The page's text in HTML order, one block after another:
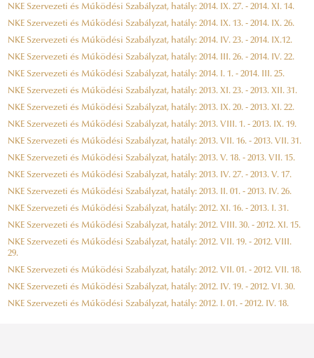
NKE Szervezeti és Működési Szabályzat, hatály: 2014. IX. 27. - 2014. XI. 14.
NKE Szervezeti és Működési Szabályzat, hatály: 2014. IX. 13. - 2014. IX. 26.
NKE Szervezeti és Működési Szabályzat, hatály: 2014. IV. 23. - 2014. IX.12.
NKE Szervezeti és Működési Szabályzat, hatály: 2014. III. 26. - 2014. IV. 22.
NKE Szervezeti és Működési Szabályzat, hatály: 2014. I. 1. - 2014. III. 25.
NKE Szervezeti és Működési Szabályzat, hatály: 2013. XI. 23. - 2013. XII. 31.
NKE Szervezeti és Működési Szabályzat, hatály: 2013. IX. 20. - 2013. XI. 22.
NKE Szervezeti és Működési Szabályzat, hatály: 2013. VIII. 1. - 2013. IX. 19.
NKE Szervezeti és Működési Szabályzat, hatály: 2013. VII. 16. - 2013. VII. 31.
NKE Szervezeti és Működési Szabályzat, hatály: 2013. V. 18. - 2013. VII. 15.
NKE Szervezeti és Működési Szabályzat, hatály: 2013. IV. 27. - 2013. V. 17.
NKE Szervezeti és Működési Szabályzat, hatály: 2013. II. 01. - 2013. IV. 26.
NKE Szervezeti és Működési Szabályzat, hatály: 2012. XI. 16. - 2013. I. 31.
NKE Szervezeti és Működési Szabályzat, hatály: 2012. VIII. 30. - 2012. XI. 15.
NKE Szervezeti és Működési Szabályzat, hatály: 2012. VII. 19. - 2012. VIII.
29.
NKE Szervezeti és Működési Szabályzat, hatály: 2012. VII. 01. - 2012. VII. 18.
NKE Szervezeti és Működési Szabályzat, hatály: 2012. IV. 19. - 2012. VI. 30.
NKE Szervezeti és Működési Szabályzat, hatály: 2012. I. 01. - 2012. IV. 18.